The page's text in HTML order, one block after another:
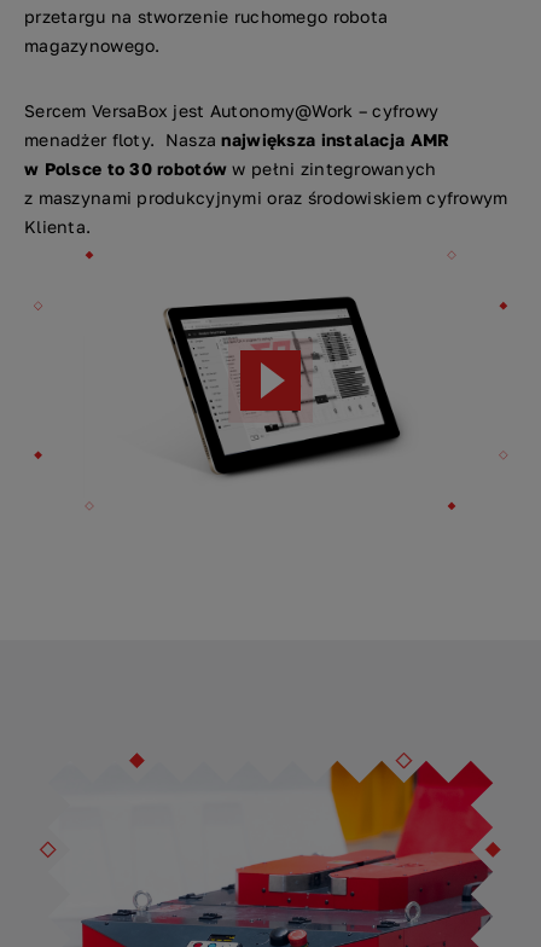
przetargu na stworzenie ruchomego robota
magazynowego.
Sercem VersaBox jest Autonomy@Work – cyfrowy
menadżer floty. Naszanajwiększa instalacja AMR
w Polsce to 30 robotów w pełni zintegrowanych
z maszynami produkcyjnymi oraz środowiskiem cyfrowym
Klienta.